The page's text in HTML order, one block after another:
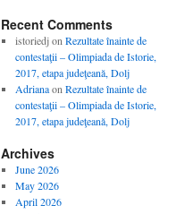
Recent Comments
istoriedjon Rezultate înainte de
contestaţii – Olimpiada de Istorie,
2017, etapa judeţeană, Dolj
Adrianaon Rezultate înainte de
contestaţii – Olimpiada de Istorie,
2017, etapa judeţeană, Dolj
Archives
June 2026
May 2026
April 2026